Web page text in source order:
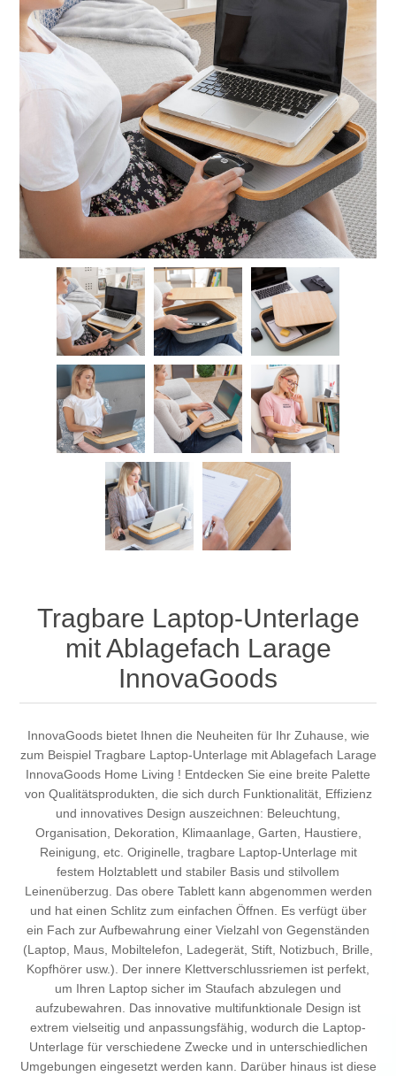
Tragbare Laptop-Unterlage
mit Ablagefach Larage
InnovaGoods
InnovaGoods bietet Ihnen die Neuheiten für Ihr Zuhause, wie
zum Beispiel Tragbare Laptop-Unterlage mit Ablagefach Larage
InnovaGoods Home Living ! Entdecken Sie eine breite Palette
von Qualitätsprodukten, die sich durch Funktionalität, Effizienz
und innovatives Design auszeichnen: Beleuchtung,
Organisation, Dekoration, Klimaanlage, Garten, Haustiere,
Reinigung, etc. Originelle, tragbare Laptop-Unterlage mit
festem Holztablett und stabiler Basis und stilvollem
Leinenüberzug. Das obere Tablett kann abgenommen werden
und hat einen Schlitz zum einfachen Öffnen. Es verfügt über
ein Fach zur Aufbewahrung einer Vielzahl von Gegenständen
(Laptop, Maus, Mobiltelefon, Ladegerät, Stift, Notizbuch, Brille,
Kopfhörer usw.). Der innere Klettverschlussriemen ist perfekt,
um Ihren Laptop sicher im Staufach abzulegen und
aufzubewahren. Das innovative multifunktionale Design ist
extrem vielseitig und anpassungsfähig, wodurch die Laptop-
Unterlage für verschiedene Zwecke und in unterschiedlichen
Umgebungen eingesetzt werden kann. Darüber hinaus ist diese